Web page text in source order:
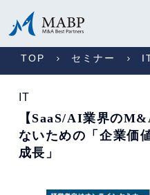
TOP セミナー
IT
【SaaS/AI業界の
ないための「企業価
成長」